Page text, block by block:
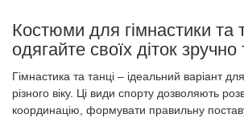
Костюми для гімнастики та
одягайте своїх діток
Гімнастика та танці – ідеальний варіант для
різного віку. Ці види спорту дозволяють
координацію, формувати правильну